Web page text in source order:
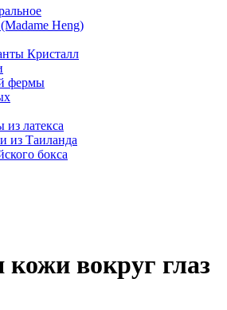
Heng)
Кристалл
фермы
латекса
из Таиланда
бокса
вокруг глаз